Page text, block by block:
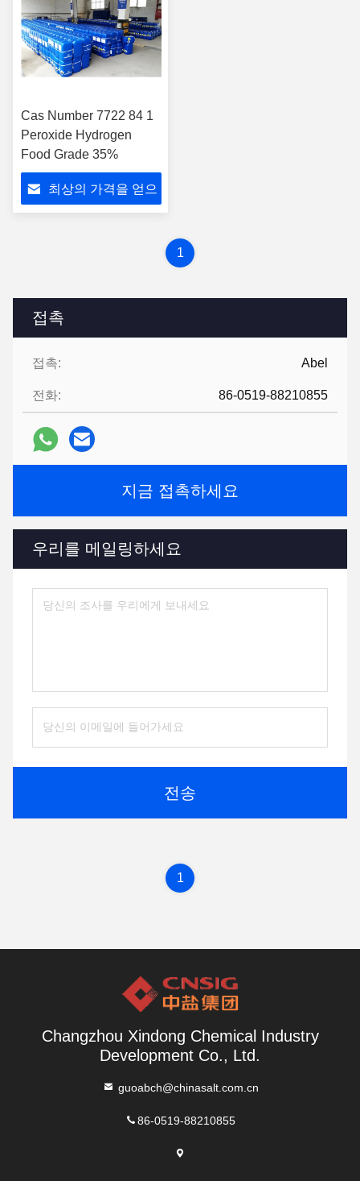
접촉
접촉: Abel
전화: 86-0519-88210855
지금 접촉하세요
우리를 메일링하세요
전송
Cas Number 7722 84 1
Peroxide Hydrogen
Food Grade 35%
최상의 가격을 얻으
1
1
Changzhou Xindong Chemical Industry
Development Co., Ltd.
guoabch@chinasalt.com.cn
86-0519-88210855